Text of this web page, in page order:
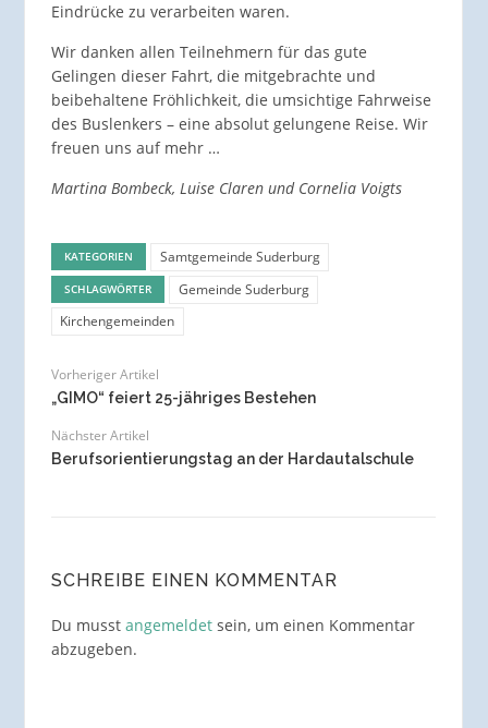
Eindrücke zu verarbeiten waren.
Wir danken allen Teilnehmern für das gute
Gelingen dieser Fahrt, die mitgebrachte und
beibehaltene Fröhlichkeit, die umsichtige Fahrweise
des Buslenkers – eine absolut gelungene Reise. Wir
freuen uns auf mehr …
Martina Bombeck, Luise Claren und Cornelia Voigts
KATEGORIEN Samtgemeinde Suderburg
SCHLAGWÖRTER
Gemeinde Suderburg
Kirchengemeinden
Vorheriger Artikel
„GIMO“ feiert 25-jähriges Bestehen
Nächster Artikel
Berufsorientierungstag an der Hardautalschule
SCHREIBE EINEN KOMMENTAR
Du musst angemeldetsein, um einen Kommentar
abzugeben.